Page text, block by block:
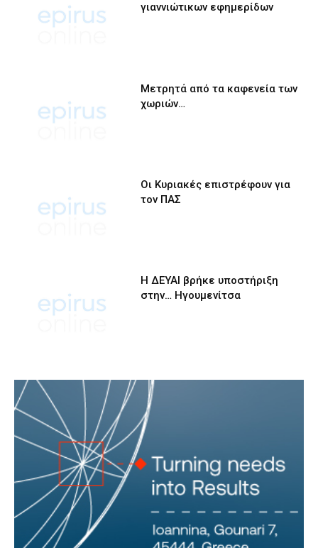
γιαννιώτικων εφημερίδων
Μετρητά από τα καφενεία των
χωριών…
Οι Κυριακές επιστρέφουν για
τον ΠΑΣ
Η ΔΕΥΑΙ βρήκε υποστήριξη
στην… Ηγουμενίτσα